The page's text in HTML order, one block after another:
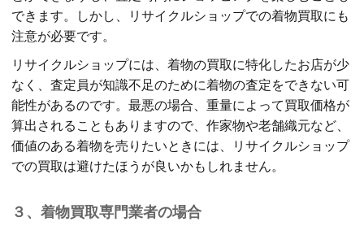
できます。しかし、リサイクルショップでの着物買取にも
注意が必要です。
リサイクルショップには、着物の買取に特化したお店が少
なく、査定員が知識不足のために着物の査定をできない可
能性があるのです。最悪の場合、重量によって買取価格が
算出されることもありますので、作家物や老舗織元など、
価値のある着物を売りたいときには、リサイクルショップ
での買取は避けたほうが良いかもしれません。
３、着物買取専門業者の場合